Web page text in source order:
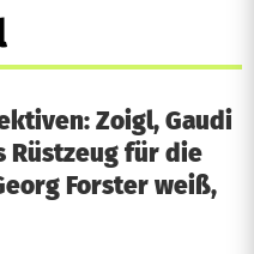
Zoigl, Gaudi
Rüstzeug für die
Forster weiß,